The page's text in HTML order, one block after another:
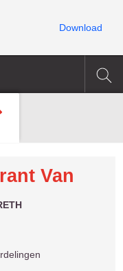
Van
Download